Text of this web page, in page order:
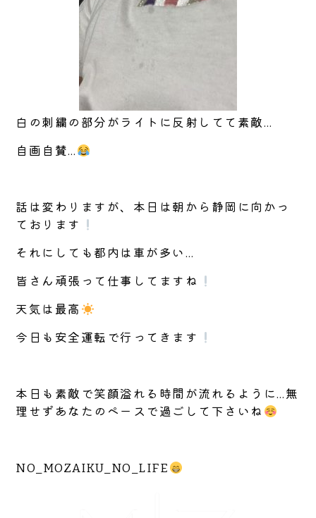
白の刺繍の部分がライトに反射してて素敵…
自画自賛…
話は変わりますが、本日は朝から静岡に向かっ
ております
それにしても都内は車が多い…
皆さん頑張って仕事してますね
天気は最高
今日も安全運転で行ってきます
本日も素敵で笑顔溢れる時間が流れるように…無
理せずあなたのペースで過ごして下さいね
NO_MOZAIKU_NO_LIFE